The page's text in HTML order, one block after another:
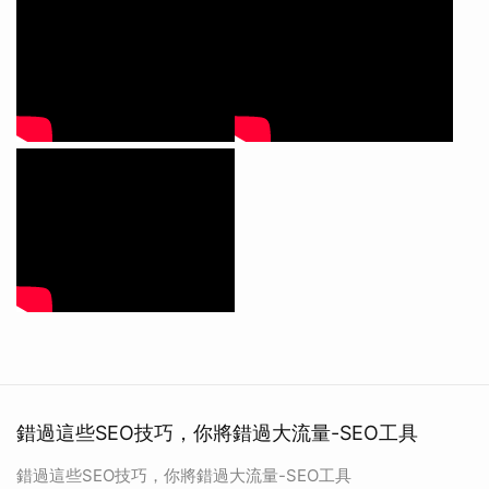
錯過這些SEO技巧，你將錯過大流量-SEO工具
錯過這些SEO技巧，你將錯過大流量-SEO工具